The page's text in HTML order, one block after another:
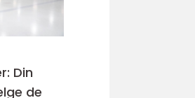
Din
de